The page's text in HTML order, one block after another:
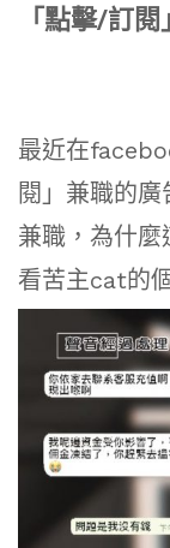
「點擊/訂
最近在
閱」兼職的
兼職，為什
看苦主cat的